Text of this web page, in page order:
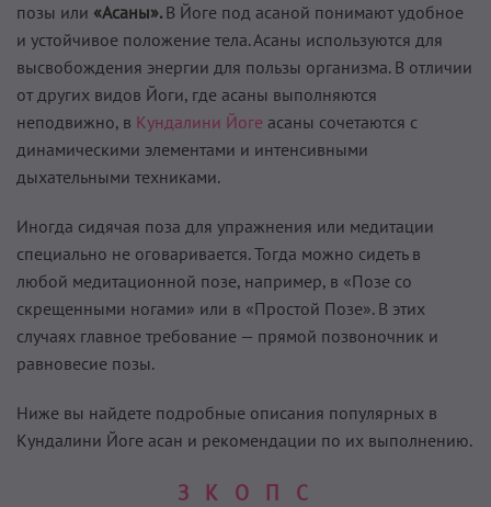
позы или «Асаны». В Йоге под асаной понимают удобное
и устойчивое положение тела. Асаны используются для
высвобождения энергии для пользы организма. В отличии
от других видов Йоги, где асаны выполняются
неподвижно, в Кундалини Йоге асаны сочетаются с
динамическими элементами и интенсивными
дыхательными техниками.
Иногда сидячая поза для упражнения или медитации
специально не оговаривается. Тогда можно сидеть в
любой медитационной позе, например, в «Позе со
скрещенными ногами» или в «Простой Позе». В этих
случаях главное требование — прямой позвоночник и
равновесие позы.
Ниже вы найдете подробные описания популярных в
Кундалини Йоге асан и рекомендации по их выполнению.
З К О П С